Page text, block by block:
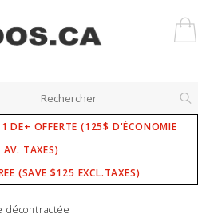
1 DE+ OFFERTE (125$ D'ÉCONOMIE
AV. TAXES)
(SAVE $125 EXCL.TAXES)
décontractée